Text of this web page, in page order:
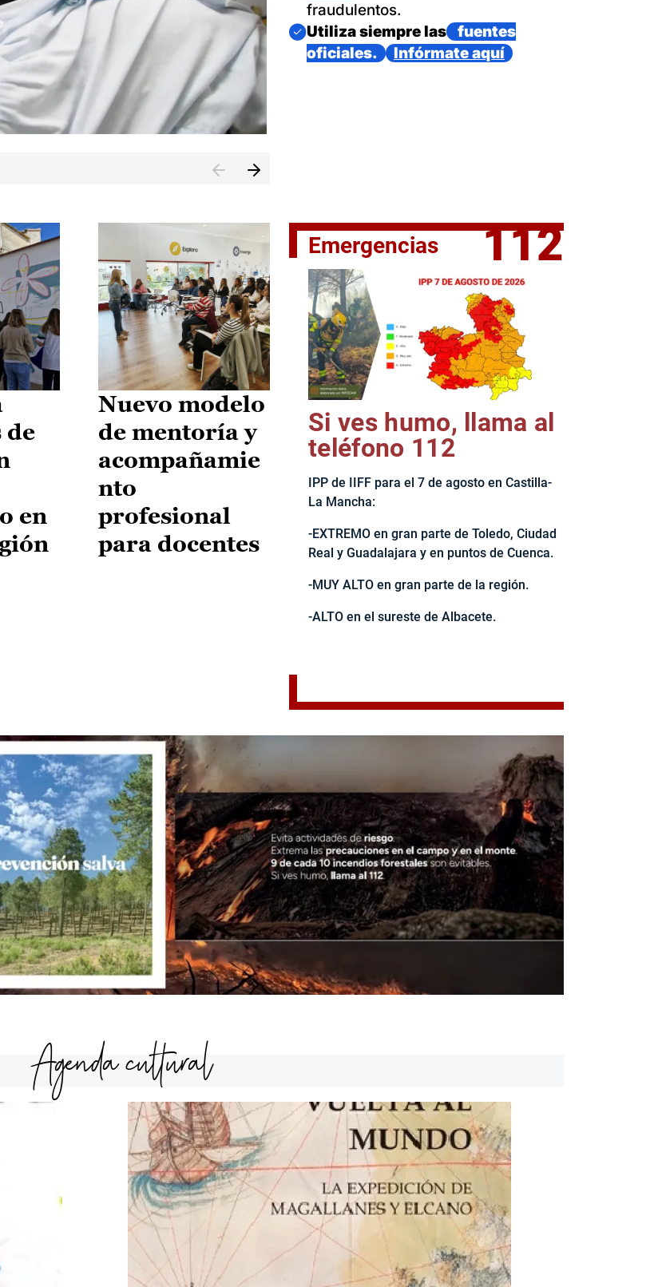
El jefe del Ejecutivo castellanomanchego, Emiliano García-
fraudulentos.
Imagen
Utiliza siempre las
fuentes
oficiales.
Infórmate aquí
de
en
Nuevo modelo
de mentoría y
acompañamie
nto
profesional
para docentes
Emergencias 112
Si ves humo, llama al
teléfono 112
IPP de IIFF para el 7 de agosto en Castilla-
La Mancha:
-EXTREMO en gran parte de Toledo, Ciudad
Real y Guadalajara y en puntos de Cuenca.
-MUY ALTO en gran parte de la región.
-ALTO en el sureste de Albacete.
Agenda cultural